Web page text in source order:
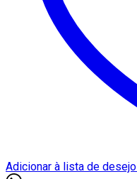
Adicionar à lista de